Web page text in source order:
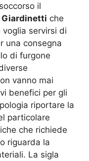
il
Giardinetti che
servirsi di
una consegna
di furgone
vanno mai
benefici per gli
riportare la
particolare
che richiede
riguarda la
La sigla